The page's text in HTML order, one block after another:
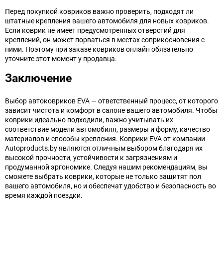
Перед покупкой ковриков важно проверить, подходят ли
штатные крепления вашего автомобиля для новых ковриков.
Если коврик не имеет предусмотренных отверстий для
креплений, он может порваться в местах соприкосновения с
ними. Поэтому при заказе ковриков онлайн обязательно
уточните этот момент у продавца.
Заключение
Выбор автоковриков EVA — ответственный процесс, от которого
зависит чистота и комфорт в салоне вашего автомобиля. Чтобы
коврики идеально подходили, важно учитывать их
соответствие модели автомобиля, размеры и форму, качество
материалов и способы крепления. Коврики EVA от компании
Autoproducts.by являются отличным выбором благодаря их
высокой прочности, устойчивости к загрязнениям и
продуманной эргономике. Следуя нашим рекомендациям, вы
сможете выбрать коврики, которые не только защитят пол
вашего автомобиля, но и обеспечат удобство и безопасность во
время каждой поездки.